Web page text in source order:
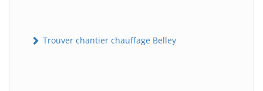
Trouver chantier chauffage Belley